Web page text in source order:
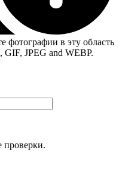
фотографии в эту область
JPEG and WEBP.
проверки.